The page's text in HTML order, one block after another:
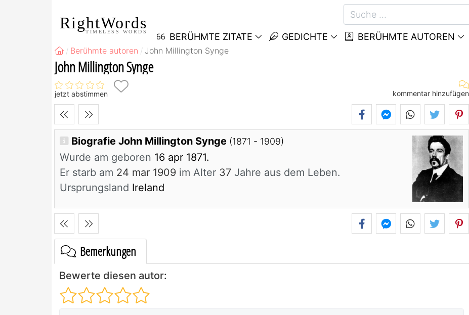
RightWords
TIMELESS WORDS BERÜHMTE ZITATE GEDICHTE BERÜHMTE AUTOREN
Berühmte autoren John Millington Synge
John Millington Synge
jetzt abstimmen kommentar hinzufügen
Biografie John Millington Synge (1871 - 1909)
Wurde am geboren 16 apr 1871.
Er starb am 24 mar 1909 im Alter 37 Jahre aus dem Leben.
Ursprungsland Ireland
Bemerkungen
Bewerte diesen autor: